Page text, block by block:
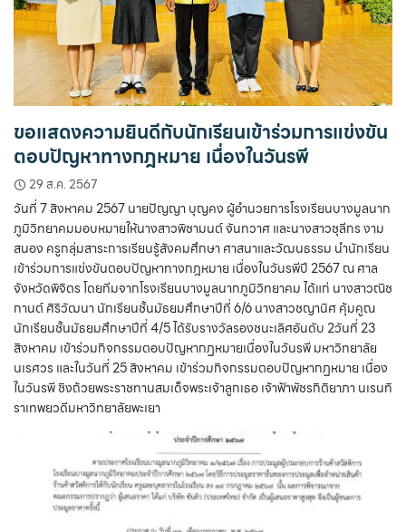
ขอแสดงความยินดีกับนักเรียนเข้าร่วมการแข่งขัน
ตอบปัญหาทางกฎหมาย เนื่องในวันรพี
29 ส.ค. 2567
วันที่ 7 สิงหาคม 2567 นายปัญญา บุญคง ผู้อำนวยการโรงเรียนบางมูลนาก
ภูมิวิทยาคมมอบหมายให้นางสาวพิชามนต์ จันทวาศ และนางสาวชุลีกร งาม
สนอง ครูกลุ่มสาระการเรียนรู้สังคมศึกษา ศาสนาและวัฒนธรรม นำนักเรียน
เข้าร่วมการแข่งขันตอบปัญหาทางกฎหมาย เนื่องในวันรพีปี 2567 ณ ศาล
จังหวัดพิจิตร โดยทีมจากโรงเรียนบางมูลนากภูมิวิทยาคม ได้แก่ นางสาวณิช
กานต์ ศิริวัฒนา นักเรียนชั้นมัธยมศึกษาปีที่ 6/6 นางสาวชญานิศ คุ้มคูณ
นักเรียนชั้นมัธยมศึกษาปีที่ 4/5 ได้รับรางวัลรองชนะเลิศอันดับ 2วันที่ 23
สิงหาคม เข้าร่วมกิจกรรมตอบปัญหากฏหมายเนื่องในวันรพี มหาวิทยาลัย
นเรศวร และในวันที่ 25 สิงหาคม เข้าร่วมกิจกรรมตอบปัญหากฏหมาย เนื่อง
ในวันรพี ชิงถ้วยพระราชทานสมเด็จพระเจ้าลูกเธอ เจ้าฟ้าพัชรกิติยาภา นเรนทิ
ราเทพยวดีมหาวิทยาลัยพะเยา